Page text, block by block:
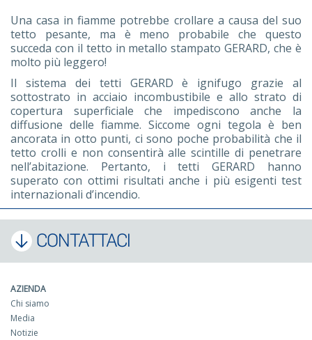
Una casa in fiamme potrebbe crollare a causa del suo
tetto pesante, ma è meno probabile che questo
succeda con il tetto in metallo stampato GERARD, che è
molto più leggero!
Il sistema dei tetti GERARD è ignifugo grazie al
sottostrato in acciaio incombustibile e allo strato di
copertura superficiale che impediscono anche la
diffusione delle fiamme. Siccome ogni tegola è ben
ancorata in otto punti, ci sono poche probabilità che il
tetto crolli e non consentirà alle scintille di penetrare
nell’abitazione. Pertanto, i tetti GERARD hanno
superato con ottimi risultati anche i più esigenti test
internazionali d’incendio.
CONTATTACI
AZIENDA
Chi siamo
Media
Notizie